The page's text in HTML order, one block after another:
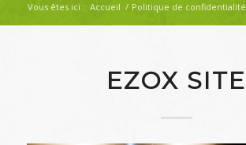
Vous êtes ici : Accueil / Politique de confidentialité
EZOX SITE